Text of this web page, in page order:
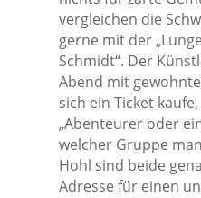
vergleichen die
gerne mit der
Schmidt“. Der
Abend mit
sich ein Ticket
„Abenteurer oder
welcher Gruppe
Hohl sind beide
Adresse für einen